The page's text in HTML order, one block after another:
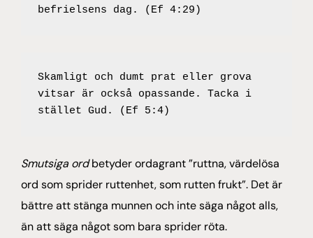
befrielsens dag. (Ef 4:29)
Skamligt och dumt prat eller grova
vitsar är också opassande. Tacka i
stället Gud. (Ef 5:4)
Smutsiga ordbetyder ordagrant ”ruttna, värdelösa
ord som sprider ruttenhet, som rutten frukt”. Det är
bättre att stänga munnen och inte säga något alls,
än att säga något som bara sprider röta.